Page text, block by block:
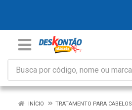
INÍCIO
TRATAMENTO PARA CABELOS